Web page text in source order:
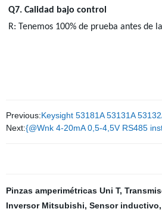
Q7. Calidad bajo control
R: Tenemos 100% de prueba antes de
Previous:Keysight 53181A 53131A
Next:{@Wnk 4-20mA 0,5-4,5V RS485
Pinzas amperimétricas Uni T,
Inversor Mitsubishi, Sensor inductivo,